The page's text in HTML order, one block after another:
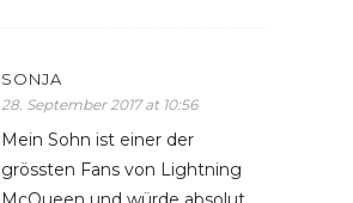
SONJA
28. September 2017 at 10:56
Mein Sohn ist einer der
grössten Fans von Lightning